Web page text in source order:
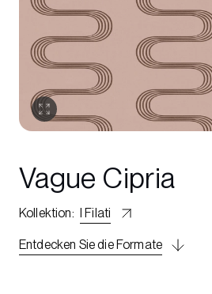
Vague Cipria
Kollektion: I Filati
Entdecken Sie die Formate